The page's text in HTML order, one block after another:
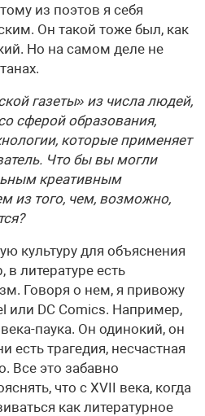
из поэтов я себя
Он такой тоже был, как
Но на самом деле не
газеты» из числа людей,
сферой образования,
которые применяет
Что бы вы могли
креативным
из того, чем, возможно,
культуру для объяснения
литературе есть
Говоря о нем, я привожу
или DC Comics. Например,
паука. Он одинокий, он
есть трагедия, несчастная
Все это забавно
что с XVII века, когда
как литературное